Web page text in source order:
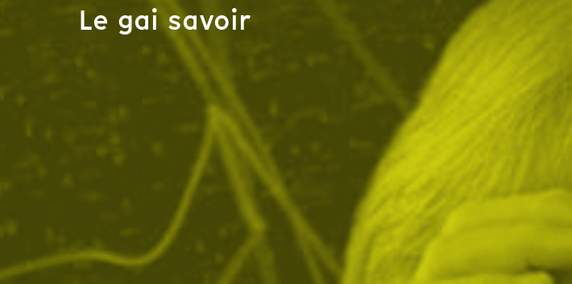
Le gai savoir